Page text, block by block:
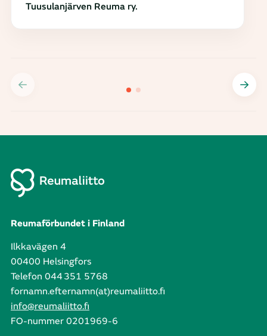
Tuusulanjärven Reuma ry.
Reumaförbundet i Finland
Ilkkavägen 4
00400 Helsingfors
Telefon 044 351 5768
fornamn.efternamn(at)reumaliitto.fi
info@reumaliitto.fi
FO-nummer 0201969-6